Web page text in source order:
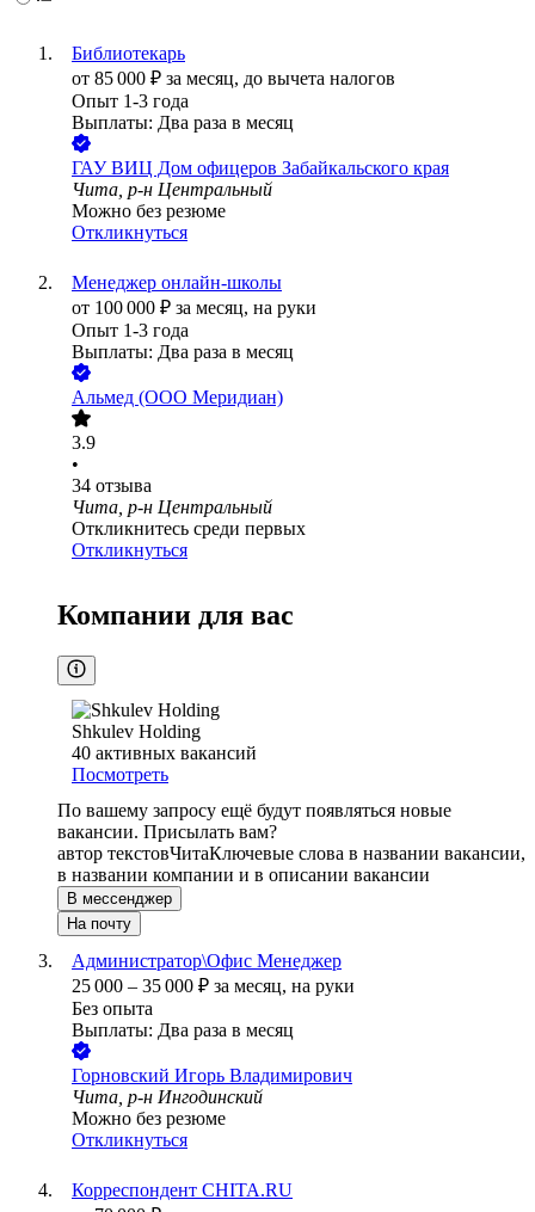
Библиотекарь
от 85 000 ₽ за месяц, до вычета налогов
Опыт 1-3 года
Выплаты: Два раза в месяц
ГАУ ВИЦ Дом офицеров Забайкальского края
Чита, р-н Центральный
Можно без резюме
Откликнуться
Менеджер онлайн-школы
от 100 000 ₽ за месяц, на руки
Опыт 1-3 года
Выплаты: Два раза в месяц
Альмед (ООО Меридиан)
3.9
•
34 отзыва
Чита, р-н Центральный
Откликнитесь среди первых
Откликнуться
Компании для вас
Shkulev Holding
40 активных вакансий
Посмотреть
По вашему запросу ещё будут появляться новые
вакансии. Присылать вам?
автор текстовЧитаКлючевые слова в названии вакансии,
в названии компании и в описании вакансии
В мессенджер
На почту
Администратор\Офис Менеджер
25 000 – 35 000 ₽ за месяц, на руки
Без опыта
Выплаты: Два раза в месяц
Горновский Игорь Владимирович
Чита, р-н Ингодинский
Можно без резюме
Откликнуться
Корреспондент CHITA.RU